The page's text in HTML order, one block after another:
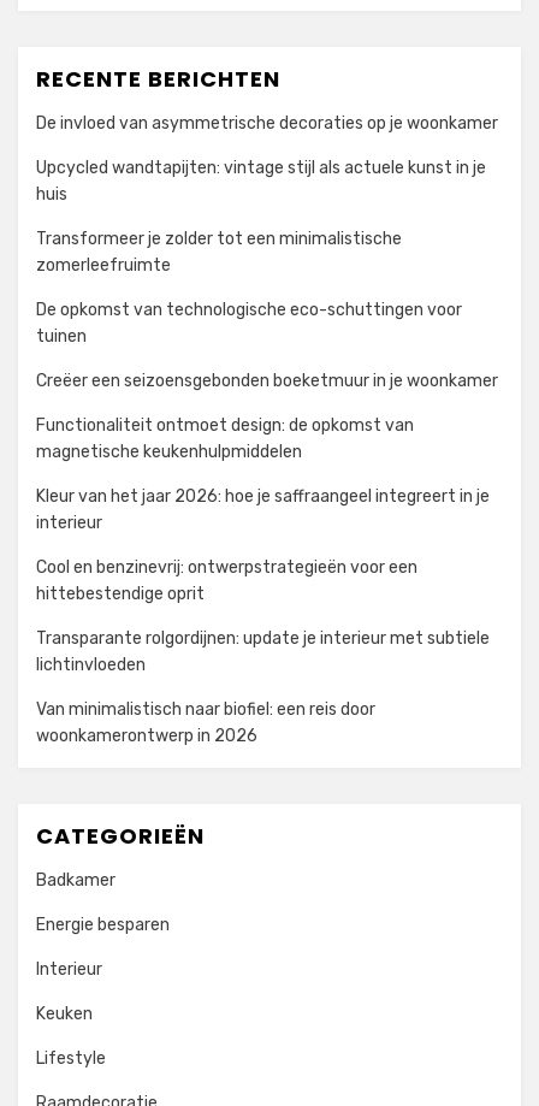
RECENTE BERICHTEN
De invloed van asymmetrische decoraties op je woonkamer
Upcycled wandtapijten: vintage stijl als actuele kunst in je
huis
Transformeer je zolder tot een minimalistische
zomerleefruimte
De opkomst van technologische eco-schuttingen voor
tuinen
Creëer een seizoensgebonden boeketmuur in je woonkamer
Functionaliteit ontmoet design: de opkomst van
magnetische keukenhulpmiddelen
Kleur van het jaar 2026: hoe je saffraangeel integreert in je
interieur
Cool en benzinevrij: ontwerpstrategieën voor een
hittebestendige oprit
Transparante rolgordijnen: update je interieur met subtiele
lichtinvloeden
Van minimalistisch naar biofiel: een reis door
woonkamerontwerp in 2026
CATEGORIEËN
Badkamer
Energie besparen
Interieur
Keuken
Lifestyle